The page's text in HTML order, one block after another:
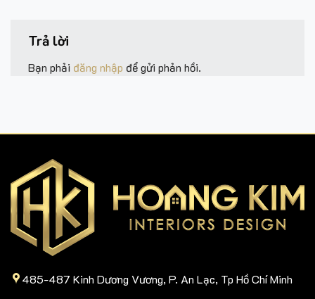
Trả lời
Bạn phải đăng nhập để gửi phản hồi.
485-487 Kinh Dương Vương, P. An Lạc, Tp Hồ Chí Minh